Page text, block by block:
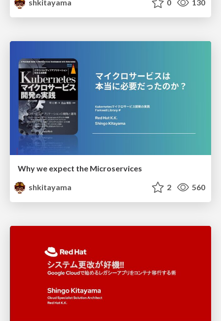
shkitayama
0 130
Why we expect the Microservices
shkitayama
2 560